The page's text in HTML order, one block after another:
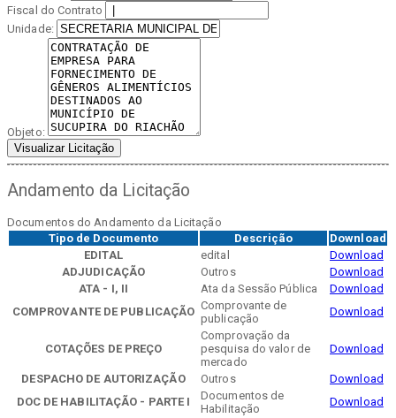
Fiscal do Contrato
Unidade:
Objeto:
Visualizar Licitação
Andamento da Licitação
Documentos do Andamento da Licitação
Tipo de Documento
Descrição
Download
EDITAL
edital
Download
ADJUDICAÇÃO
Outros
Download
ATA - I, II
Ata da Sessão Pública
Download
COMPROVANTE DE PUBLICAÇÃO Comprovante de
publicação
Download
COTAÇÕES DE PREÇO
Comprovação da
pesquisa do valor de
mercado
Download
DESPACHO DE AUTORIZAÇÃO Outros
Download
DOC DE HABILITAÇÃO - PARTE I
Documentos de
Habilitação
Download